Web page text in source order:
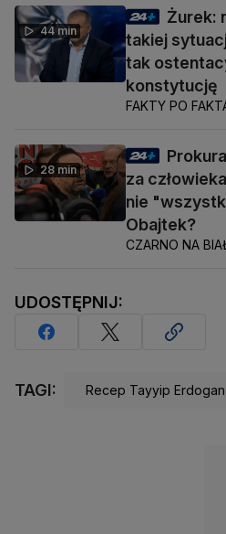
44 min
Żurek:
takiej
tak
konstytucję
FAKTY PO
28 min
za
nie
Obajtek?
CZARNO NA
UDOSTĘPNIJ:
TAGI: Recep Tayyip Erdogan